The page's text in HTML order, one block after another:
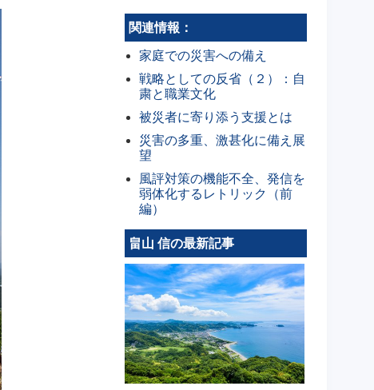
関連情報：
家庭での災害への備え
戦略としての反省（２）：自
粛と職業文化
被災者に寄り添う支援とは
災害の多重、激甚化に備え展
望
風評対策の機能不全、発信を
弱体化するレトリック（前
編）
畠山 信の最新記事